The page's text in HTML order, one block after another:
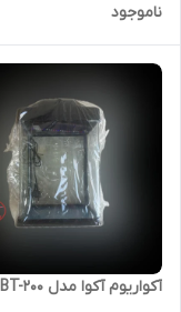
ناموجود
آکواریوم آکوا مدل BT-200